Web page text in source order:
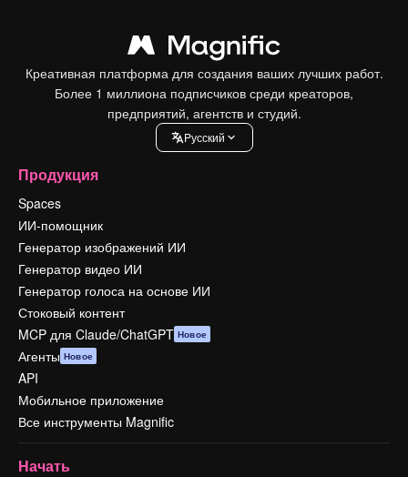
Креативная платформа для создания ваших лучших работ.
Более 1 миллиона подписчиков среди креаторов,
предприятий, агентств и студий.
Pусский
Продукция
Spaces
ИИ-помощник
Генератор изображений ИИ
Генератор видео ИИ
Генератор голоса на основе ИИ
Стоковый контент
MCP для Claude/ChatGPT Новое
Агенты Новое
API
Мобильное приложение
Все инструменты Magnific
Начать